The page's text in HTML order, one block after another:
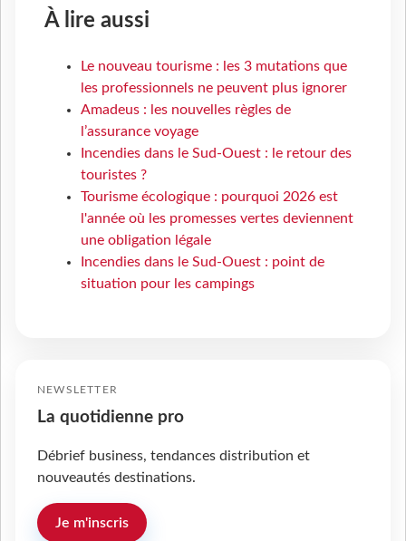
À lire aussi
Le nouveau tourisme : les 3 mutations que
les professionnels ne peuvent plus ignorer
Amadeus : les nouvelles règles de
l’assurance voyage
Incendies dans le Sud-Ouest : le retour des
touristes ?
Tourisme écologique : pourquoi 2026 est
l'année où les promesses vertes deviennent
une obligation légale
Incendies dans le Sud-Ouest : point de
situation pour les campings
NEWSLETTER
La quotidienne pro
Débrief business, tendances distribution et
nouveautés destinations.
Je m'inscris